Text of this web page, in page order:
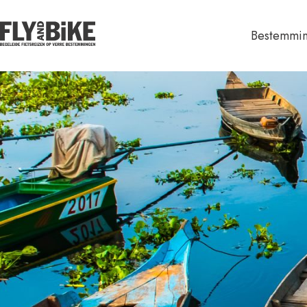
Kenia Tanzania Marokko